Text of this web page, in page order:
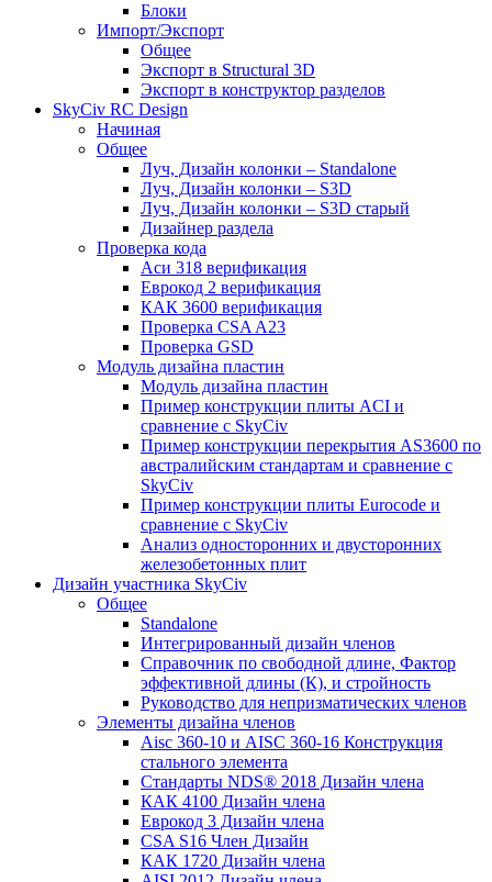
Блоки
Импорт/Экспорт
Общее
Экспорт в Structural 3D
Экспорт в конструктор разделов
SkyCiv RC Design
Начиная
Общее
Луч, Дизайн колонки – Standalone
Луч, Дизайн колонки – S3D
Луч, Дизайн колонки – S3D старый
Дизайнер раздела
Проверка кода
Аси 318 верификация
Еврокод 2 верификация
КАК 3600 верификация
Проверка CSA A23
Проверка GSD
Модуль дизайна пластин
Модуль дизайна пластин
Пример конструкции плиты ACI и
сравнение с SkyCiv
Пример конструкции перекрытия AS3600 по
австралийским стандартам и сравнение с
SkyCiv
Пример конструкции плиты Eurocode и
сравнение с SkyCiv
Анализ односторонних и двусторонних
железобетонных плит
Дизайн участника SkyCiv
Общее
Standalone
Интегрированный дизайн членов
Справочник по свободной длине, Фактор
эффективной длины (К), и стройность
Руководство для непризматических членов
Элементы дизайна членов
Aisc 360-10 и AISC 360-16 Конструкция
стального элемента
Стандарты NDS® 2018 Дизайн члена
КАК 4100 Дизайн члена
Еврокод 3 Дизайн члена
CSA S16 Член Дизайн
КАК 1720 Дизайн члена